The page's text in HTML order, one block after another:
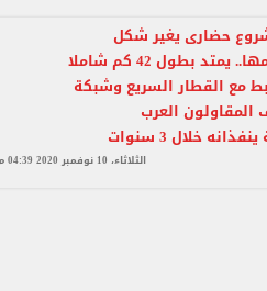
مشروع حضارى يغير شكل
محافظة الجيزة وزحامها.. يمتد بطول 42 كم شاملا
مع القطار السريع وشبكة
المقاولون العرب
خلال 3 سنوات
الثلاثاء، 10 نوفمبر 2020 04:39 م